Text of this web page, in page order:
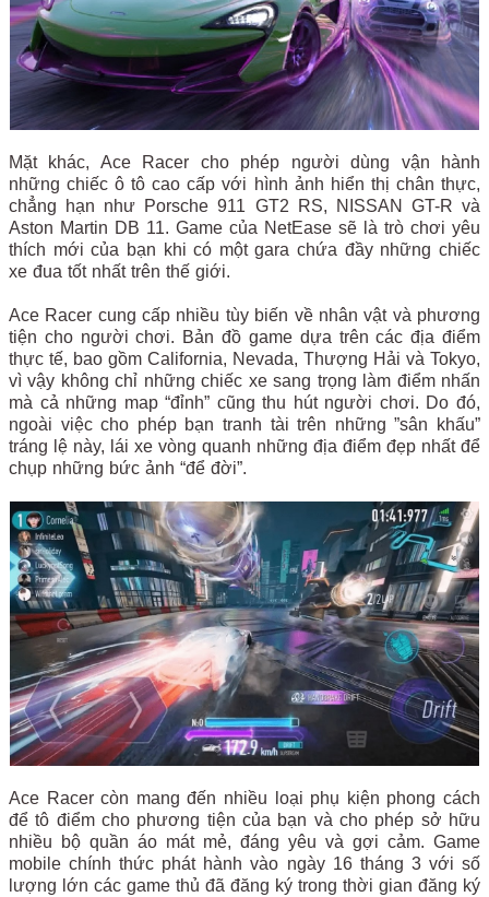
Mặt khác, Ace Racer cho phép người dùng vận hành
những chiếc ô tô cao cấp với hình ảnh hiển thị chân thực,
chẳng hạn như Porsche 911 GT2 RS, NISSAN GT-R và
Aston Martin DB 11. Game của NetEase sẽ là trò chơi yêu
thích mới của bạn khi có một gara chứa đầy những chiếc
xe đua tốt nhất trên thế giới.
Ace Racer cung cấp nhiều tùy biến về nhân vật và phương
tiện cho người chơi. Bản đồ game dựa trên các địa điểm
thực tế, bao gồm California, Nevada, Thượng Hải và Tokyo,
vì vậy không chỉ những chiếc xe sang trọng làm điểm nhấn
mà cả những map “đỉnh” cũng thu hút người chơi. Do đó,
ngoài việc cho phép bạn tranh tài trên những ”sân khấu”
tráng lệ này, lái xe vòng quanh những địa điểm đẹp nhất để
chụp những bức ảnh “để đời”.
Ace Racer còn mang đến nhiều loại phụ kiện phong cách
để tô điểm cho phương tiện của bạn và cho phép sở hữu
nhiều bộ quần áo mát mẻ, đáng yêu và gợi cảm. Game
mobile chính thức phát hành vào ngày 16 tháng 3 với số
lượng lớn các game thủ đã đăng ký trong thời gian đăng ký